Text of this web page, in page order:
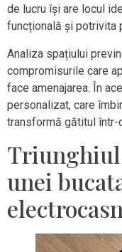
de lucru își are locul
funcțională și potrivita
Analiza spațiului
compromisurile care
face amenajarea. În
personalizat, care
transformă gătitul într-
unei